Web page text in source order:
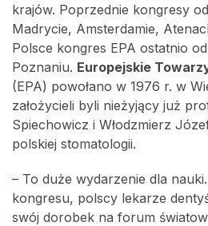
krajów. Poprzednie kongresy
Madrycie, Amsterdamie,
Polsce kongres EPA ostatnio
Poznaniu. Europejskie
(EPA) powołano w 1976 r. w
założycieli byli nieżyjący już
Spiechowicz i Włodzmierz
polskiej stomatologii.
– To duże wydarzenie dla
kongresu, polscy lekarze
swój dorobek na forum